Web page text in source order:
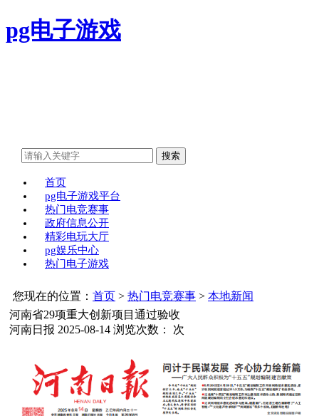
pg电子游戏
首页
pg电子游戏平台
热门电竞赛事
政府信息公开
精彩电玩大厅
pg娱乐中心
热门电子游戏
您现在的位置： 首页 > 热门电竞赛事 > 本地新闻
河南省29项重大创新项目通过验收
河南日报 2025-08-14 浏览次数： 次